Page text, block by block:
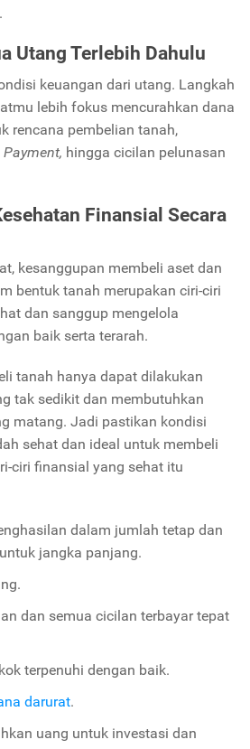
Utang Terlebih Dahulu
keuangan dari utang. Langkah
lebih fokus mencurahkan dana
rencana pembelian tanah,
hingga cicilan pelunasan
Finansial Secara
kesanggupan membeli aset dan
bentuk tanah merupakan ciri-ciri
dan sanggup mengelola
baik serta terarah.
tanah hanya dapat dilakukan
tak sedikit dan membutuhkan
matang. Jadi pastikan kondisi
sehat dan ideal untuk membeli
ciri finansial yang sehat itu
dalam jumlah tetap dan
jangka panjang.
dan semua cicilan terbayar tepat
terpenuhi dengan baik.
darurat.
uang untuk investasi dan